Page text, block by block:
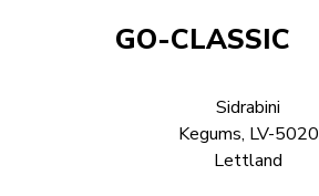
GO-CLASSIC
Sidrabini
Kegums, LV-5020
Lettland